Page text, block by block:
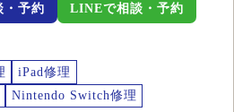
・予約 LINEで相談・予約
iPad修理
Nintendo Switch修理